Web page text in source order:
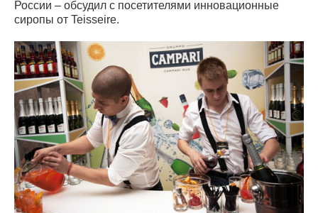
России – обсудил с посетителями инновационные
сиропы от Teisseire.